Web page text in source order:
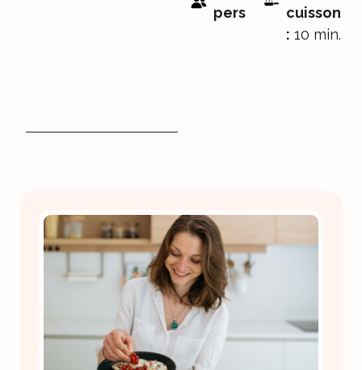
pers
cuisson
: 10 min.